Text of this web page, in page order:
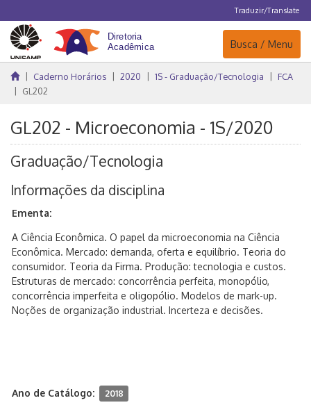
Traduzir/Translate
Navegação
Busca / Menu
Caderno Horários 2020 1S - Graduação/Tecnologia
FCA
GL202
GL202 - Microeconomia - 1S/2020
Graduação/Tecnologia
Informações da disciplina
Ementa:
A Ciência Econômica. O papel da microeconomia na Ciência
Econômica. Mercado: demanda, oferta e equilíbrio. Teoria do
consumidor. Teoria da Firma. Produção: tecnologia e custos.
Estruturas de mercado: concorrência perfeita, monopólio,
concorrência imperfeita e oligopólio. Modelos de mark-up.
Noções de organização industrial. Incerteza e decisões.
Ano de Catálogo: 2018